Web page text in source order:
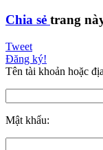
Chia sẻ trang
Tweet
Đăng ký!
Tên tài khoản hoặc
Mật khẩu: